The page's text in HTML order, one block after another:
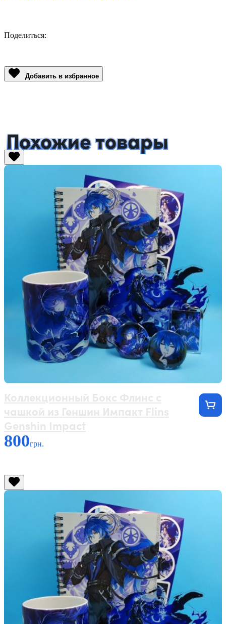
Поделиться:
Добавить в избранное
Похожие товары
800грн.